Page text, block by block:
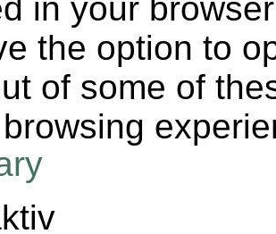
in your
the option to
of some of